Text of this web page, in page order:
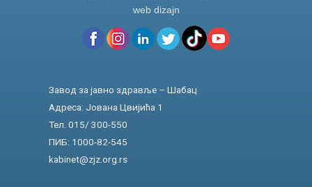
web dizajn
Завод за јавно здравље – Шабац
Адреса: Јована Цвијића 1
Тел. 015/ 300-550
ПИБ: 1000-82-545
kabinet@zjz.org.rs